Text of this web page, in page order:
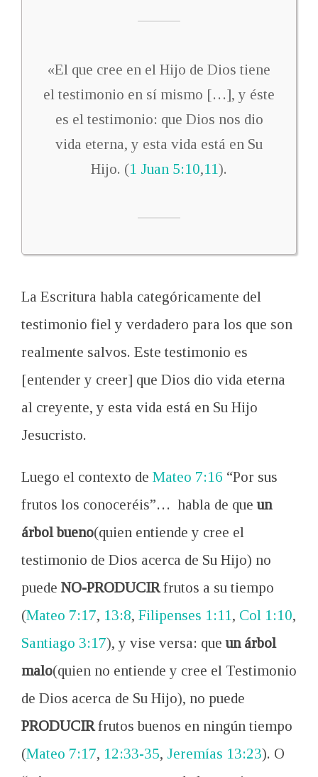
«El que cree en el Hijo de Dios tiene
el testimonio en sí mismo […], y éste
es el testimonio: que Dios nos dio
vida eterna, y esta vida está en Su
Hijo. (1 Juan 5:10,11).
La Escritura habla categóricamente del
testimonio fiel y verdadero para los que son
realmente salvos. Este testimonio es
[entender y creer] que Dios dio vida eterna
al creyente, y esta vida está en Su Hijo
Jesucristo.
Luego el contexto de Mateo 7:16 “Por sus
frutos los conoceréis”… habla de queun
árbol bueno(quien entiende y cree el
testimonio de Dios acerca de Su Hijo) no
puede NO-PRODUCIRfrutos a su tiempo
(Mateo 7:17, 13:8, Filipenses 1:11, Col 1:10,
Santiago 3:17), y vise versa: que un árbol
malo(quien no entiende y cree el Testimonio
de Dios acerca de Su Hijo), no puede
PRODUCIRfrutos buenos en ningún tiempo
(Mateo 7:17, 12:33-35, Jeremías 13:23). O